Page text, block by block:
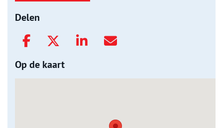
Delen
Op de kaart